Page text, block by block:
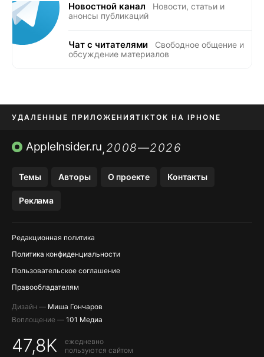
Новостной канал
Новости, статьи и
анонсы публикаций
Чат с читателями
Свободное общение и
обсуждение материалов
УДАЛЕННЫЕ ПРИЛОЖЕНИЯTIKTOK НА IPHONE
ПРИЛОЖЕНИЯ БЕЗ APP STORE
AppleInsider.ru,2008—2026
Темы Авторы О проекте Контакты
Реклама
Редакционная политика
Политика конфиденциальности
Пользовательское соглашение
Правообладателям
Дизайн — Миша Гончаров
Воплощение — 101 Медиа
47,8K
ежедневно
пользуются сайтом